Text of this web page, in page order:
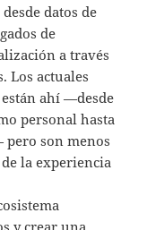
datos de
de
a través
Los actuales
ahí —desde
personal hasta
pero son menos
la experiencia
y crear una